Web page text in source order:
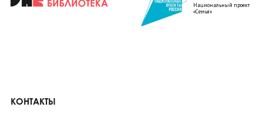
Национальный проект
«Семья»
КОНТАКТЫ